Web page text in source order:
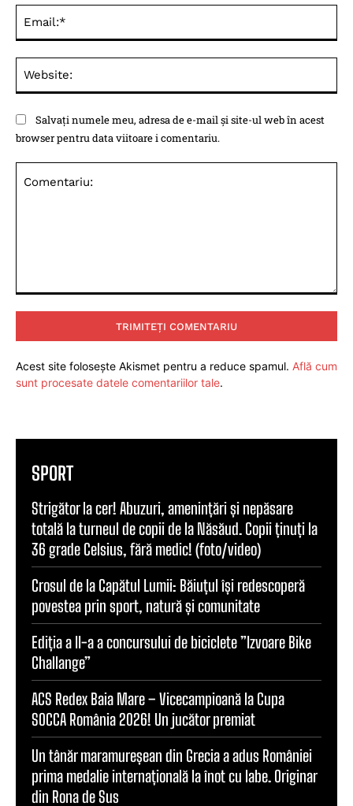
Salvați numele meu, adresa de e-mail și site-ul web în acest
browser pentru data viitoare i comentariu.
Acest site folosește Akismet pentru a reduce spamul. Află cum
sunt procesate datele comentariilor tale.
SPORT
Strigător la cer! Abuzuri, amenințări și nepăsare
totală la turneul de copii de la Năsăud. Copii ținuți la
36 grade Celsius, fără medic! (foto/video)
Crosul de la Capătul Lumii: Băiuțul își redescoperă
povestea prin sport, natură și comunitate
Ediția a II-a a concursului de biciclete ”Izvoare Bike
Challange”
ACS Redex Baia Mare – Vicecampioană la Cupa
SOCCA România 2026! Un jucător premiat
Un tânăr maramureșean din Grecia a adus României
prima medalie internațională la înot cu labe. Originar
din Rona de Sus